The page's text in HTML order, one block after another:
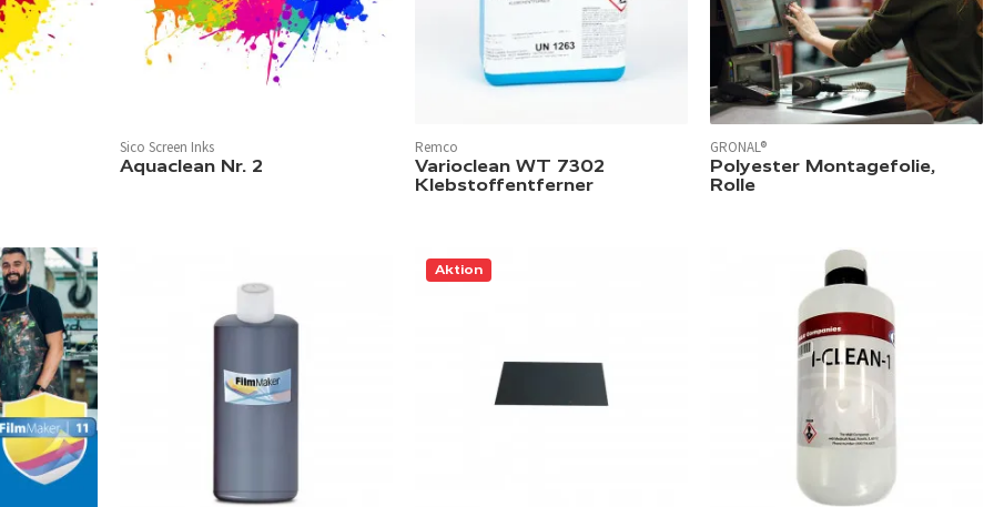
Sico Screen Inks
Aquaclean Nr. 2
Remco
Varioclean WT 7302
Klebstoffentferner
GRONAL®
Polyester Montagefolie,
Rolle
Aktion